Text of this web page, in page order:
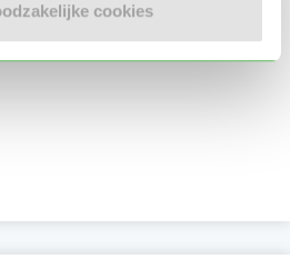
cookies